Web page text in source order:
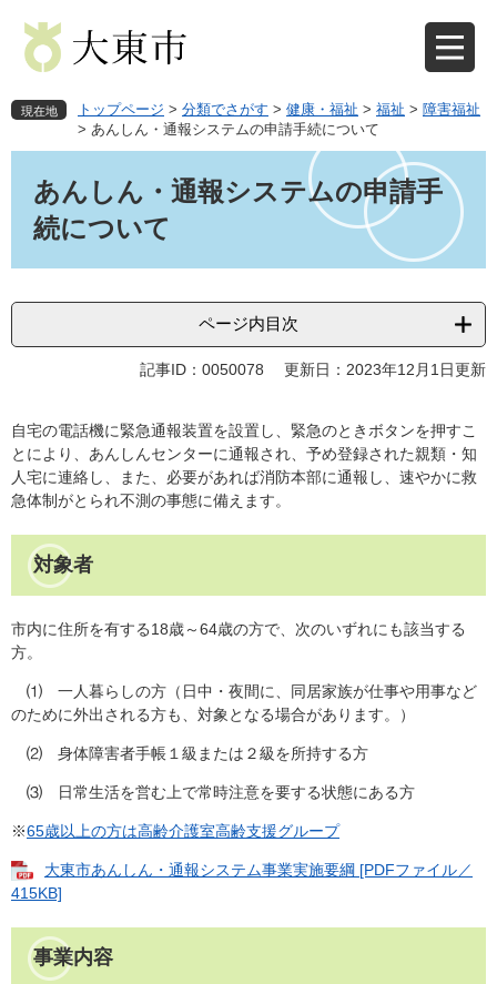
先
で
を
ば
へ
現在地 トップページ > 分類でさがす > 健康・福祉 > 福祉 > 障害福祉
> あんしん・通報システムの申請手続について
あんしん・通報システムの申請手
続について
ページ内目次
記事ID：0050078 更新日：2023年12月1日更新
自宅の電話機に緊急通報装置を設置し、緊急のときボタンを押すこ
とにより、あんしんセンターに通報され、予め登録された親類・知
人宅に連絡し、また、必要があれば消防本部に通報し、速やかに救
急体制がとられ不測の事態に備えます。
対象者
市内に住所を有する18歳～64歳の方で、次のいずれにも該当する
方。
⑴ 一人暮らしの方（日中・夜間に、同居家族が仕事や用事など
のために外出される方も、対象となる場合があります。）
⑵ 身体障害者手帳１級または２級を所持する方
⑶ 日常生活を営む上で常時注意を要する状態にある方
※65歳以上の方は高齢介護室高齢支援グループ
大東市あんしん・通報システム事業実施要綱 [PDFファイル／
415KB]
事業内容